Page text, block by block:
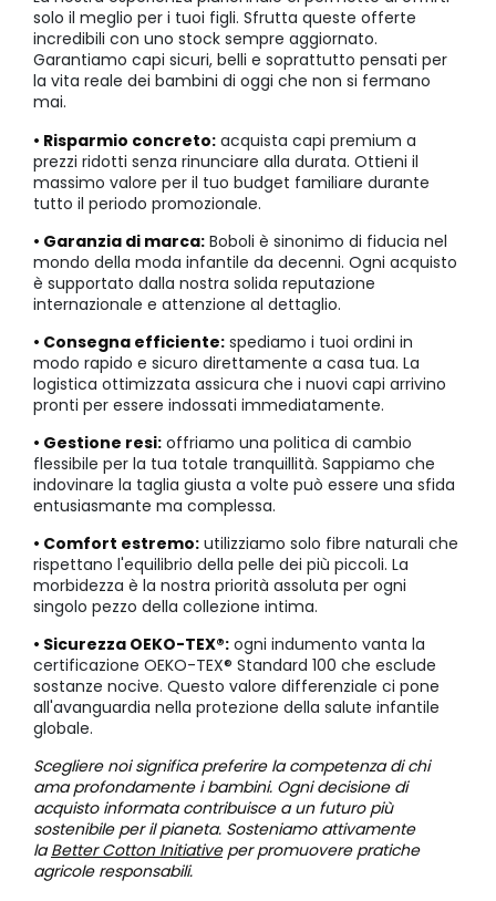
solo il meglio per i tuoi figli. Sfrutta queste offerte
incredibili con uno stock sempre aggiornato.
Garantiamo capi sicuri, belli e soprattutto pensati per
la vita reale dei bambini di oggi che non si fermano
mai.
• Risparmio concreto: acquista capi premium a
prezzi ridotti senza rinunciare alla durata. Ottieni il
massimo valore per il tuo budget familiare durante
tutto il periodo promozionale.
• Garanzia di marca: Boboli è sinonimo di fiducia nel
mondo della moda infantile da decenni. Ogni acquisto
è supportato dalla nostra solida reputazione
internazionale e attenzione al dettaglio.
• Consegna efficiente: spediamo i tuoi ordini in
modo rapido e sicuro direttamente a casa tua. La
logistica ottimizzata assicura che i nuovi capi arrivino
pronti per essere indossati immediatamente.
• Gestione resi: offriamo una politica di cambio
flessibile per la tua totale tranquillità. Sappiamo che
indovinare la taglia giusta a volte può essere una sfida
entusiasmante ma complessa.
• Comfort estremo: utilizziamo solo fibre naturali che
rispettano l'equilibrio della pelle dei più piccoli. La
morbidezza è la nostra priorità assoluta per ogni
singolo pezzo della collezione intima.
• Sicurezza OEKO-TEX®: ogni indumento vanta la
certificazione OEKO-TEX® Standard 100 che esclude
sostanze nocive. Questo valore differenziale ci pone
all'avanguardia nella protezione della salute infantile
globale.
Scegliere noi significa preferire la competenza di chi
ama profondamente i bambini. Ogni decisione di
acquisto informata contribuisce a un futuro più
sostenibile per il pianeta. Sosteniamo attivamente
laBetter Cotton Initiativeper promuovere pratiche
agricole responsabili.